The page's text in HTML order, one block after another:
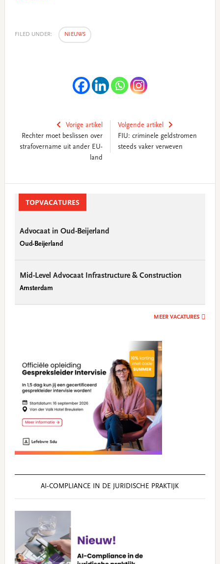
FILED UNDER: NIEUWS
Vorige artikel
Rechter moet beslissen over
strafovername uit ander EU-
land
Volgende artikel
FIU: criminele geldstromen
steeds vaker verweven
SidebarTOPVACATURES
Advocaat in Oud-Beijerland
Oud-Beijerland
Mid-Level Advocaat Infrastructure & Construction
Amsterdam
MEER VACATURES
AI‑COMPLIANCE IN DE JURIDISCHE PRAKTIJK